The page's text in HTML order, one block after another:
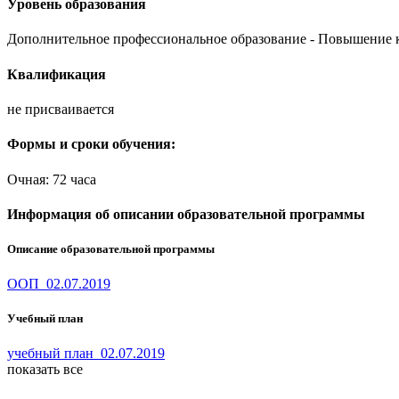
Уровень образования
Дополнительное профессиональное образование - Повышение
Квалификация
не присваивается
Формы и сроки обучения:
Очная: 72 часа
Информация об описании образовательной программы
Описание образовательной программы
ООП_02.07.2019
Учебный план
учебный план_02.07.2019
показать все